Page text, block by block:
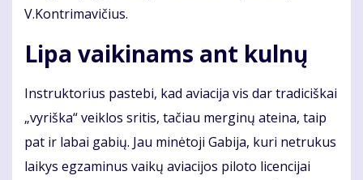
V.Kon­tri­ma­vi­čius.
Lipa vaikinams ant kulnų
Instruktorius pa­ste­bi, kad avia­ci­ja vis dar tra­di­ciš­kai
„vy­riš­ka“ veik­los sri­tis, ta­čiau mer­gi­nų at­ei­na, taip
pat ir la­bai ga­bių. Jau mi­nė­to­ji Ga­bi­ja, ku­ri ne­tru­kus
lai­kys eg­za­mi­nus vai­kų avia­ci­jos pi­lo­to li­cen­ci­jai